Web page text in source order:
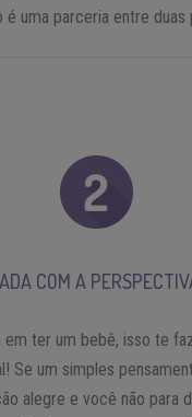
é uma parceria entre duas
COM A
em ter um bebê, isso te
Se um simples
alegre e você não para